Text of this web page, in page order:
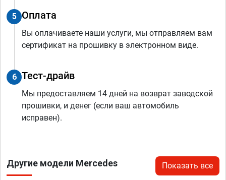
5 Оплата
Вы оплачиваете наши услуги, мы отправляем вам
сертификат на прошивку в электронном виде.
6 Тест-драйв
Мы предоставляем 14 дней на возврат заводской
прошивки, и денег (если ваш автомобиль
исправен).
Другие модели Mercedes Показать все